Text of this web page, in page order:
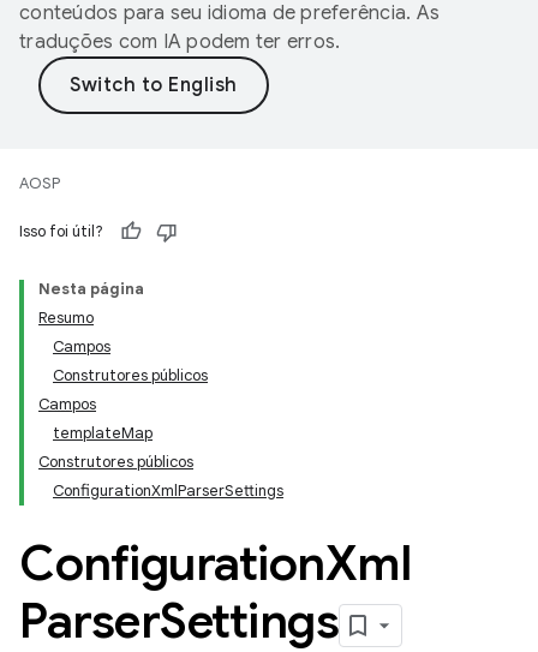
conteúdos para seu idioma de preferência. As
traduções com IA podem ter erros.
AOSP
Isso foi útil?
Nesta página
Resumo
Campos
Construtores públicos
Campos
templateMap
Construtores públicos
ConfigurationXmlParserSettings
ConfigurationXml
ParserSettings